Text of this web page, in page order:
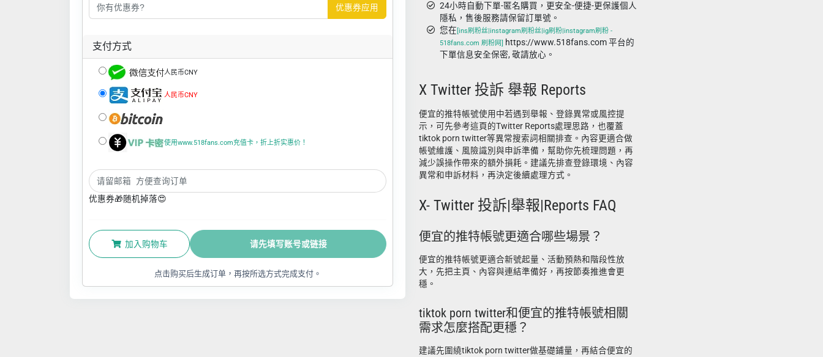
优惠券应用
支付方式
人民币CNY
人民币CNY
使用www.518fans.com充值卡，折上折实惠价！
优惠券🎁随机掉落😍
加入购物车 请先填写账号或链接
点击购买后生成订单，再按所选方式完成支付。
24小時自動下單-匿名購買，更安全-便捷-更保護個人
隱私，售後服務請保留訂單號。
您在[ins刷粉丝|instagram刷粉丝|ig刷粉|instagram刷粉 -
518fans.com 刷粉网] https://www.518fans.com 平台的
下單信息安全保密, 敬請放心。
X Twitter 投訴 舉報 Reports
便宜的推特帳號使用中若遇到舉報、登錄異常或風控提
示，可先參考這頁的Twitter Reports處理思路，也覆蓋
tiktok porn twitter等異常搜索詞相關排查。內容更適合做
帳號維護、風險識別與申訴準備，幫助你先梳理問題，再
減少誤操作帶來的額外損耗。建議先排查登錄環境、內容
異常和申訴材料，再決定後續處理方式。
X- Twitter 投訴|舉報|Reports FAQ
便宜的推特帳號更適合哪些場景？
便宜的推特帳號更適合新號起量、活動預熱和階段性放
大，先把主頁、內容與連結準備好，再按節奏推進會更
穩。
tiktok porn twitter和便宜的推特帳號相關
需求怎麼搭配更穩？
建議先圍繞tiktok porn twitter做基礎鋪量，再結合便宜的